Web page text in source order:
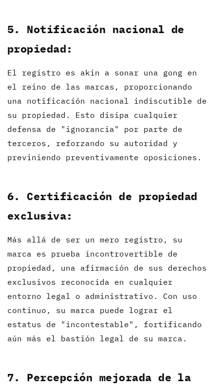
5. Notificación nacional de
propiedad:
El registro es akin a sonar una gong en
el reino de las marcas, proporcionando
una notificación nacional indiscutible de
su propiedad. Esto disipa cualquier
defensa de "ignorancia" por parte de
terceros, reforzando su autoridad y
previniendo preventivamente oposiciones.
6. Certificación de propiedad
exclusiva:
Más allá de ser un mero registro, su
marca es prueba incontrovertible de
propiedad, una afirmación de sus derechos
exclusivos reconocida en cualquier
entorno legal o administrativo. Con uso
continuo, su marca puede lograr el
estatus de "incontestable", fortificando
aún más el bastión legal de su marca.
7. Percepción mejorada de la